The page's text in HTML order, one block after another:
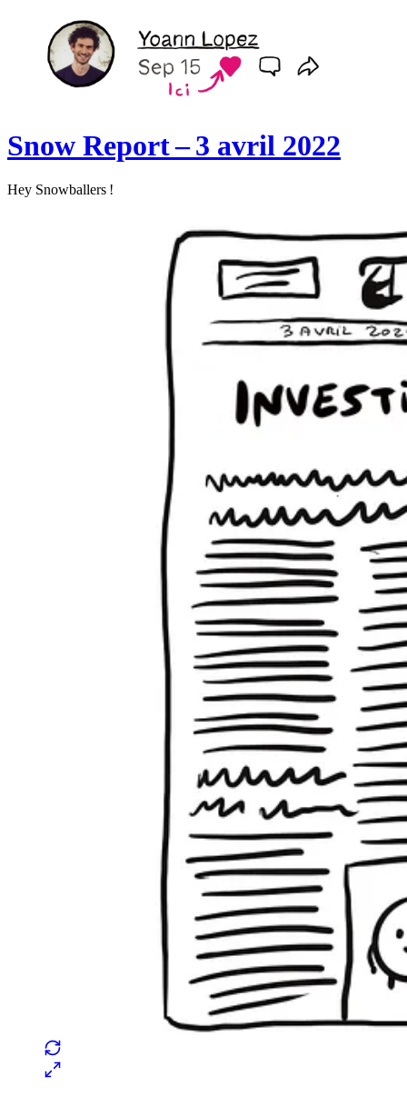
Snow Report – 3 avril 2022
Hey Snowballers !